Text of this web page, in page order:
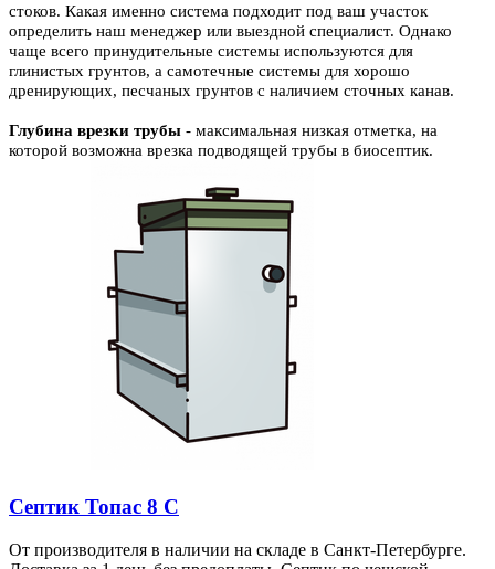
стоков. Какая именно система подходит под ваш участок
определить наш менеджер или выездной специалист. Однако
чаще всего принудительные системы используются для
глинистых грунтов, а самотечные системы для хорошо
дренирующих, песчаных грунтов с наличием сточных канав.
Глубина врезки трубы - максимальная низкая отметка, на
которой возможна врезка подводящей трубы в биосептик.
Септик Топас 8 С
От производителя в наличии на складе в Санкт-Петербурге.